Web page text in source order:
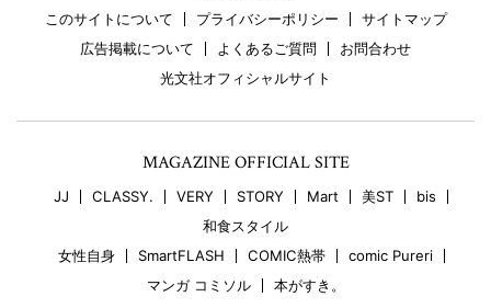
このサイトについて
プライバシーポリシー
サイトマップ
広告掲載について
よくあるご質問
お問合わせ
光文社オフィシャルサイト
MAGAZINE OFFICIAL SITE
JJ CLASSY. VERY STORY Mart 美ST
bis
和食スタイル
女性自身
SmartFLASH COMIC熱帯
comic Pureri
マンガ コミソル
本がすき。